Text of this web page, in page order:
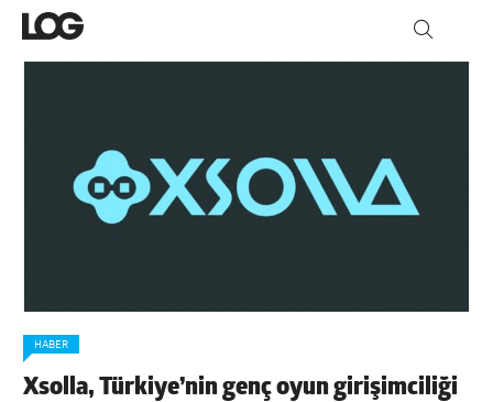
HABER
Xsolla, Türkiye’nin genç oyun girişimciliği